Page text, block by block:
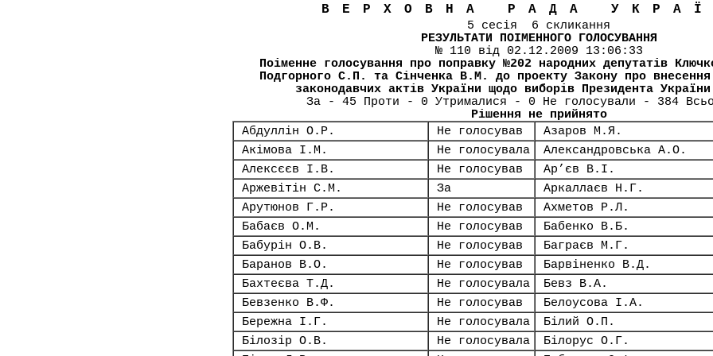
ВЕРХОВНА РАДА
5 сесія 6 скликання
РЕЗУЛЬТАТИ ПОІМЕННОГО ГОЛОСУВАННЯ
№ 110 від 02.12.2009 13:06:33
Поіменне голосування про поправку №202 народних депутатів
Подгорного С.П. та Сінченка В.М. до проекту Закону про
законодавчих актів України щодо виборів Президента
За - 45 Проти - 0 Утрималися - 0 Не голосували - 384
Рішення не прийнято
Абдуллін О.Р.
Не голосував
Азаров М.Я.
Акімова І.М.
Не голосувала
Александровська А.О.
Алексєєв І.В.
Не голосував
Ар’єв В.І.
Аржевітін С.М.
За
Аркаллаєв Н.Г.
Арутюнов Г.Р.
Не голосував
Ахметов Р.Л.
Бабаєв О.М.
Не голосував
Бабенко В.Б.
Бабурін О.В.
Не голосував
Баграєв М.Г.
Баранов В.О.
Не голосував
Барвіненко В.Д.
Бахтеєва Т.Д.
Не голосувала
Бевз В.А.
Бевзенко В.Ф.
Не голосував
Белоусова І.А.
Бережна І.Г.
Не голосувала
Білий О.П.
Білозір О.В.
Не голосувала
Білорус О.Г.